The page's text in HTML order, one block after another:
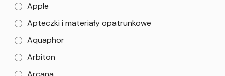
Apple
Apteczki i materiały opatrunkowe
Aquaphor
Arbiton